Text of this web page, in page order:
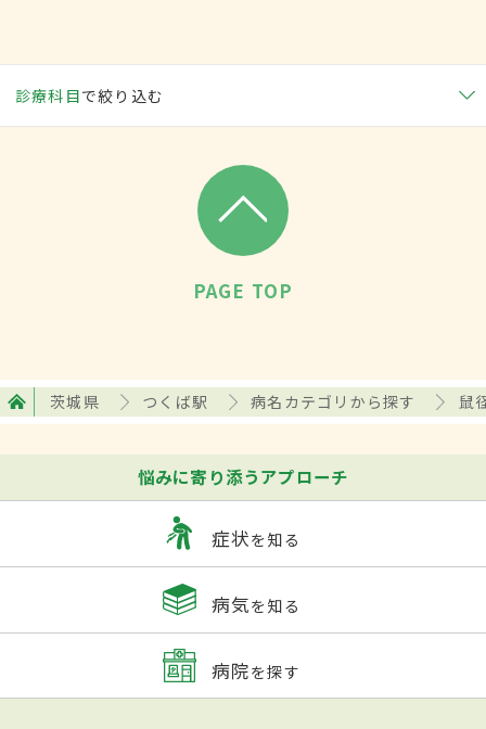
診療科目で絞り込む
PAGE TOP
茨城県 つくば駅 病名カテゴリから探す 鼠
悩みに寄り添うアプローチ
症状を知る
病気を知る
病院を探す